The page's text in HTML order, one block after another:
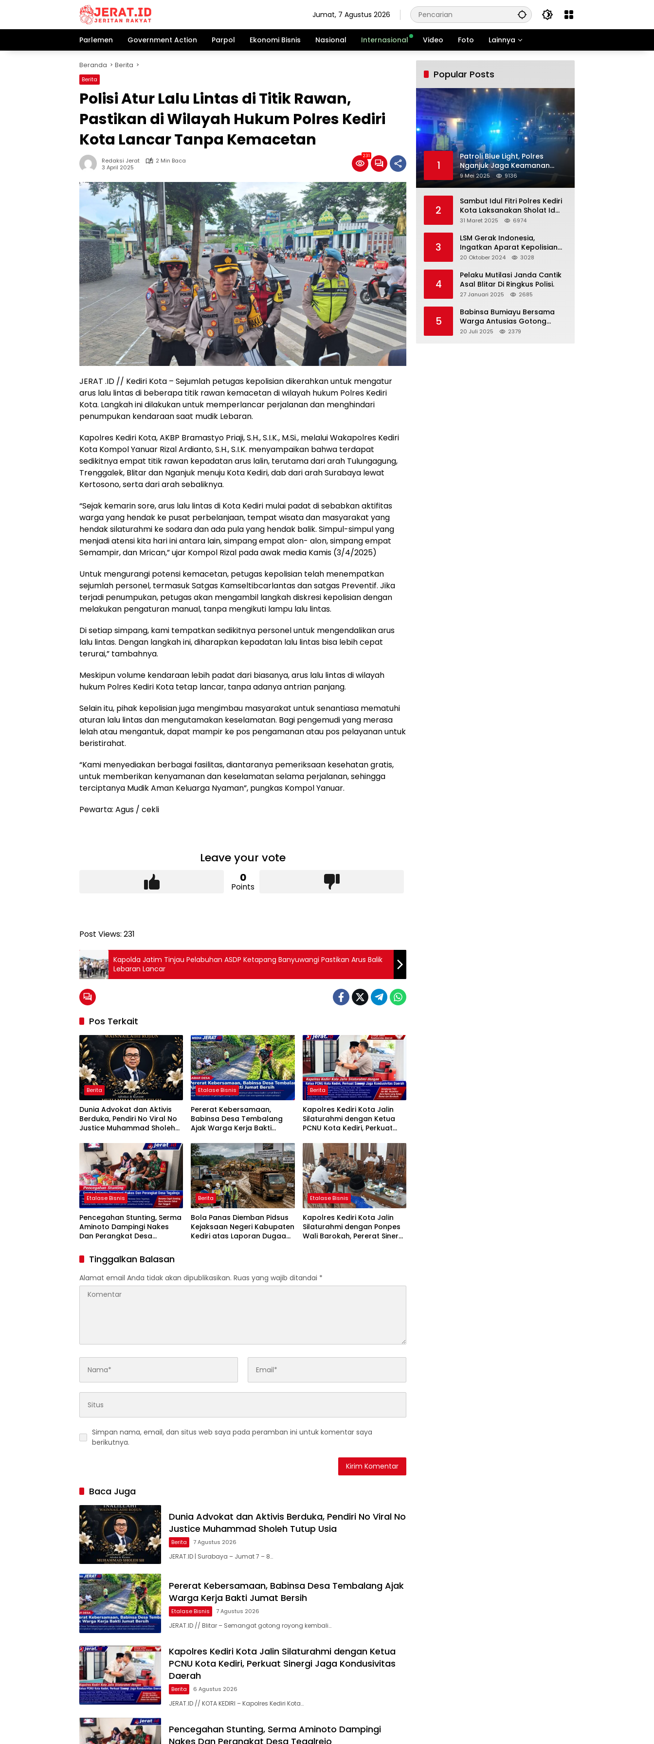
Jumat, 7 Agustus 2026
Parlemen Government Action Parpol Ekonomi Bisnis Nasional Internasional Video Foto Lainnya
Beranda Berita
Berita
Polisi Atur Lalu Lintas di Titik Rawan,
Pastikan di Wilayah Hukum Polres Kediri
Kota Lancar Tanpa Kemacetan
Redaksi Jerat
2 Min Baca
3 April 2025
231
JERAT .ID // Kediri Kota – Sejumlah petugas kepolisian dikerahkan untuk mengatur
arus lalu lintas di beberapa titik rawan kemacetan di wilayah hukum Polres Kediri
Kota. Langkah ini dilakukan untuk memperlancar perjalanan dan menghindari
penumpukan kendaraan saat mudik Lebaran.
Kapolres Kediri Kota, AKBP Bramastyo Priaji, S.H., S.I.K., M.Si., melalui Wakapolres Kediri
Kota Kompol Yanuar Rizal Ardianto, S.H., S.I.K. menyampaikan bahwa terdapat
sedikitnya empat titik rawan kepadatan arus lalin, terutama dari arah Tulungagung,
Trenggalek, Blitar dan Nganjuk menuju Kota Kediri, dab dari arah Surabaya lewat
Kertosono, serta dari arah sebaliknya.
“Sejak kemarin sore, arus lalu lintas di Kota Kediri mulai padat di sebabkan aktifitas
warga yang hendak ke pusat perbelanjaan, tempat wisata dan masyarakat yang
hendak silaturahmi ke sodara dan ada pula yang hendak balik. Simpul-simpul yang
menjadi atensi kita hari ini antara lain, simpang empat alon- alon, simpang empat
Semampir, dan Mrican,” ujar Kompol Rizal pada awak media Kamis (3/4/2025)
Untuk mengurangi potensi kemacetan, petugas kepolisian telah menempatkan
sejumlah personel, termasuk Satgas Kamseltibcarlantas dan satgas Preventif. Jika
terjadi penumpukan, petugas akan mengambil langkah diskresi kepolisian dengan
melakukan pengaturan manual, tanpa mengikuti lampu lalu lintas.
Di setiap simpang, kami tempatkan sedikitnya personel untuk mengendalikan arus
lalu lintas. Dengan langkah ini, diharapkan kepadatan lalu lintas bisa lebih cepat
terurai,” tambahnya.
Meskipun volume kendaraan lebih padat dari biasanya, arus lalu lintas di wilayah
hukum Polres Kediri Kota tetap lancar, tanpa adanya antrian panjang.
Selain itu, pihak kepolisian juga mengimbau masyarakat untuk senantiasa mematuhi
aturan lalu lintas dan mengutamakan keselamatan. Bagi pengemudi yang merasa
lelah atau mengantuk, dapat mampir ke pos pengamanan atau pos pelayanan untuk
beristirahat.
“Kami menyediakan berbagai fasilitas, diantaranya pemeriksaan kesehatan gratis,
untuk memberikan kenyamanan dan keselamatan selama perjalanan, sehingga
terciptanya Mudik Aman Keluarga Nyaman”, pungkas Kompol Yanuar.
Pewarta: Agus / cekli
Leave your vote
0
Points
Post Views: 231
Kapolda Jatim Tinjau Pelabuhan ASDP Ketapang Banyuwangi Pastikan Arus Balik
Lebaran Lancar
Pos Terkait
Berita
Dunia Advokat dan Aktivis
Berduka, Pendiri No Viral No
Justice Muhammad Sholeh
Etalase Bisnis
Pererat Kebersamaan,
Babinsa Desa Tembalang
Ajak Warga Kerja Bakti
Berita
Kapolres Kediri Kota Jalin
Silaturahmi dengan Ketua
PCNU Kota Kediri, Perkuat
Daerah
Etalase Bisnis
Pencegahan Stunting, Serma
Aminoto Dampingi Nakes
Dan Perangkat Desa
Berita
Bola Panas Diemban Pidsus
Kejaksaan Negeri Kabupaten
Kediri atas Laporan Dugaan
Etalase Bisnis
Kapolres Kediri Kota Jalin
Silaturahmi dengan Ponpes
Wali Barokah, Pererat Sinergi
Tinggalkan Balasan
Alamat email Anda tidak akan dipublikasikan. Ruas yang wajib ditandai *
Simpan nama, email, dan situs web saya pada peramban ini untuk komentar saya
berikutnya.
Baca Juga
Dunia Advokat dan Aktivis Berduka, Pendiri No Viral No
Justice Muhammad Sholeh Tutup Usia
Berita 7 Agustus 2026
JERAT.ID | Surabaya – Jumat 7 – 8…
Pererat Kebersamaan, Babinsa Desa Tembalang Ajak
Warga Kerja Bakti Jumat Bersih
Etalase Bisnis 7 Agustus 2026
JERAT.ID // Blitar – Semangat gotong royong kembali…
Kapolres Kediri Kota Jalin Silaturahmi dengan Ketua
PCNU Kota Kediri, Perkuat Sinergi Jaga Kondusivitas
Daerah
Berita 6 Agustus 2026
JERAT.ID // KOTA KEDIRI – Kapolres Kediri Kota…
Pencegahan Stunting, Serma Aminoto Dampingi
Nakes Dan Perangkat Desa Tegalrejo
Popular Posts
1
Patroli Blue Light, Polres
Nganjuk Jaga Keamanan
Jelang Long Weekend
9 Mei 2025 9136
2
Sambut Idul Fitri Polres Kediri
Kota Laksanakan Sholat Id
dan Gelar Halalbihalal
31 Maret 2025 6974
3
LSM Gerak Indonesia,
Ingatkan Aparat Kepolisian
Polres Blitar Kota “Tri Brata
20 Oktober 2024 3028
4
Pelaku Mutilasi Janda Cantik
Asal Blitar Di Ringkus Polisi.
27 Januari 2025 2685
5
Babinsa Bumiayu Bersama
Warga Antusias Gotong
Royong Bersihkan Jalan
20 Juli 2025 2379